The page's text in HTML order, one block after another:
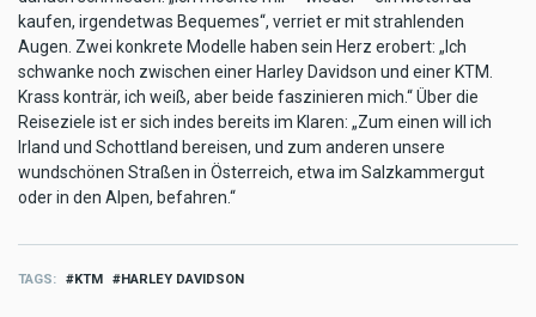
kaufen, irgendetwas Bequemes“, verriet er mit strahlenden
Augen. Zwei konkrete Modelle haben sein Herz erobert: „Ich
schwanke noch zwischen einer Harley Davidson und einer KTM.
Krass konträr, ich weiß, aber beide faszinieren mich.“ Über die
Reiseziele ist er sich indes bereits im Klaren: „Zum einen will ich
Irland und Schottland bereisen, und zum anderen unsere
wundschönen Straßen in Österreich, etwa im Salzkammergut
oder in den Alpen, befahren.“
TAGS KTM HARLEY DAVIDSON